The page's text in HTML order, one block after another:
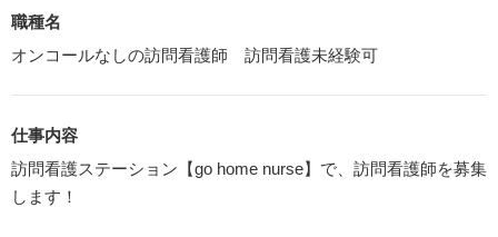
職種名
オンコールなしの訪問看護師 訪問看護未経験可
仕事内容
訪問看護ステーション【go home nurse】で、訪問看護師を募集
します！